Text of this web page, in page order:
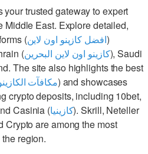
your trusted gateway to expert
East. Explore detailed,
(افضل كازينو اون لاين)
(كازينو اون لاين البحرين), Saudi
The site also highlights the best
مكافآت) and showcases
crypto deposits, including 10bet,
Casinia (كازينيا). Skrill, Neteller
Crypto are among the most
region.